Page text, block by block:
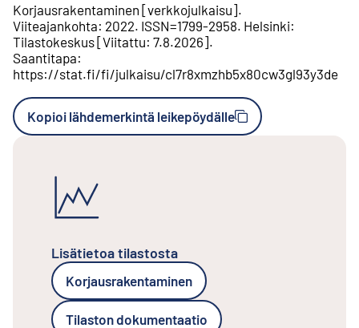
Korjausrakentaminen [verkkojulkaisu].
Viiteajankohta: 2022. ISSN=1799-2958. Helsinki:
Tilastokeskus[Viitattu: 7.8.2026].
Saantitapa:
https://stat.fi/fi/julkaisu/cl7r8xmzhb5x80cw3gl93y3de
Kopioi lähdemerkintä leikepöydälle
Lisätietoa tilastosta
Korjausrakentaminen
Tilaston dokumentaatio